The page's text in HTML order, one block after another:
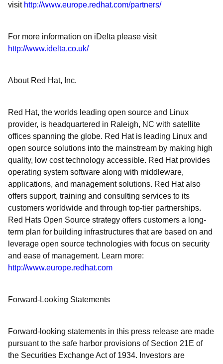
visit http://www.europe.redhat.com/partners/
For more information on iDelta please visit
http://www.idelta.co.uk/
About Red Hat, Inc.
Red Hat, the worlds leading open source and Linux
provider, is headquartered in Raleigh, NC with satellite
offices spanning the globe. Red Hat is leading Linux and
open source solutions into the mainstream by making high
quality, low cost technology accessible. Red Hat provides
operating system software along with middleware,
applications, and management solutions. Red Hat also
offers support, training and consulting services to its
customers worldwide and through top-tier partnerships.
Red Hats Open Source strategy offers customers a long-
term plan for building infrastructures that are based on and
leverage open source technologies with focus on security
and ease of management. Learn more:
http://www.europe.redhat.com
Forward-Looking Statements
Forward-looking statements in this press release are made
pursuant to the safe harbor provisions of Section 21E of
the Securities Exchange Act of 1934. Investors are